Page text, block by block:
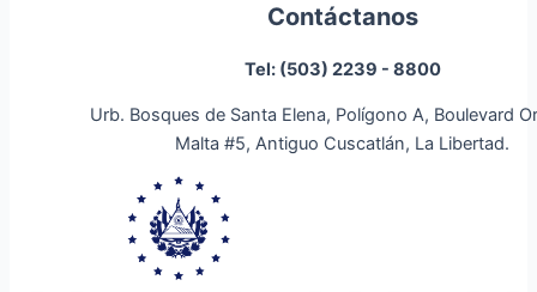
Contáctanos
Tel: (503) 2239 - 8800
Urb. Bosques de Santa Elena, Polígono A, Boulevard
Malta #5, Antiguo Cuscatlán, La Libertad.